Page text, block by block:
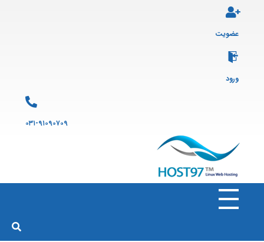
عضویت
ورود
۰۳۱-۹۱۰۹۰۷۰۹
هاست ۹۷ارائه سرویس هاست لینوکس و ثبت دامنه